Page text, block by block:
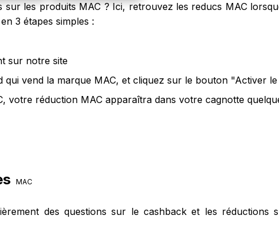
les produits MAC ? Ici, retrouvez les reducs MAC
3 étapes simples :
sur notre site
qui vend la marque MAC, et cliquez sur le bouton "Activer
votre réduction MAC apparaîtra dans votre cagnotte
MAC
des questions sur le cashback et les réductions